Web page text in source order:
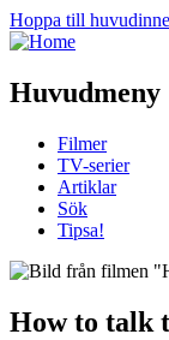
Hoppa till
Huvudmeny
Filmer
TV-serier
Artiklar
Sök
Tipsa!
How to talk